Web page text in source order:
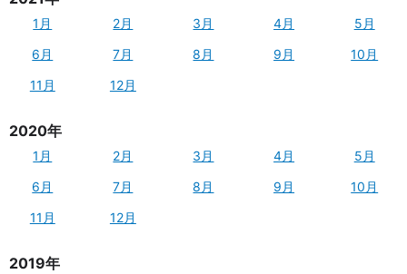
1月 2月 3月 4月
5月
6月
7月 8月 9月
10月
11月
12月
2020年
1月 2月 3月 4月
5月
6月
7月 8月 9月
10月
11月
12月
2019年